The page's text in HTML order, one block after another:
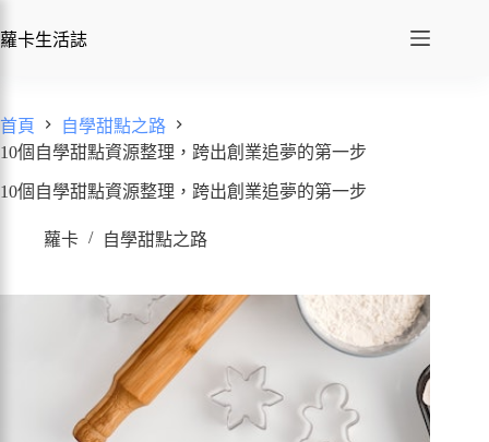
蘿卡生活誌
首頁
自學甜點之路
10個自學甜點資源整理，跨出創業追夢的第一步
10個自學甜點資源整理，跨出創業追夢的第一步
蘿卡 自學甜點之路